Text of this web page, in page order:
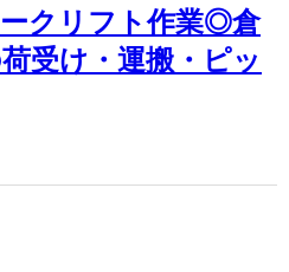
ークリフト作業◎倉
受け・運搬・ピッ